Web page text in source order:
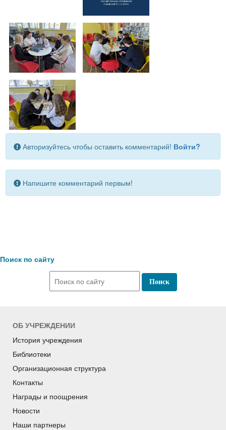
Авторизуйтесь чтобы оставить комментарий! Войти?
Напишите комментарий первым!
Поиск по сайту
ОБ УЧРЕЖДЕНИИ
История учреждения
Библиотеки
Организационная структура
Контакты
Награды и поощрения
Новости
Наши партнеры